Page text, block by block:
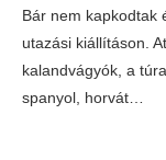
Bár nem kapkodtak
utazási kiállításon.
kalandvágyók, a
spanyol, horvát…